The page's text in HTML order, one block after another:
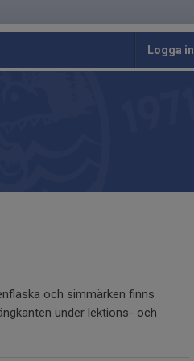
Logga in
och simmärken finns
under lektions- och